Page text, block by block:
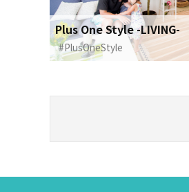
Plus One Style -LIVING-
#PlusOneStyle